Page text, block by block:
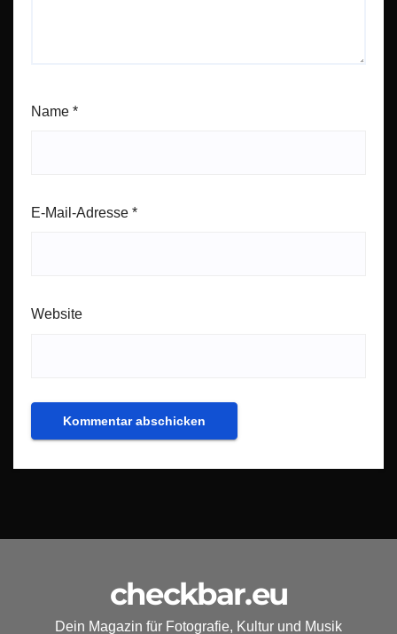
Name *
E-Mail-Adresse *
Website
checkbar.eu
Dein Magazin für Fotografie, Kultur und Musik